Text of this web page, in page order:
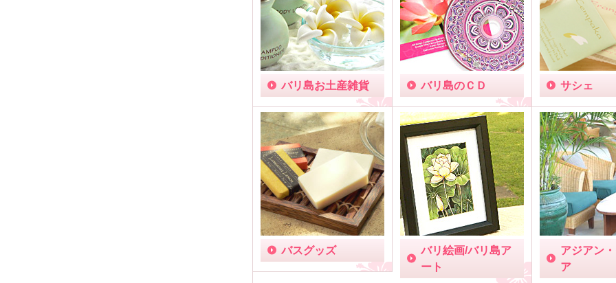
バリ島お土産雑貨 バリ島のＣＤ サシェ
バスグッズ
バリ絵画/バリ島ア
ート
アジアン
ア